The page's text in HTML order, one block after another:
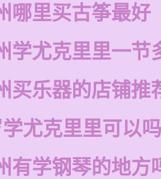
哪里买古筝最好
学尤克里里一节
买乐器的店铺推
尤克里里可以吗
有学钢琴的地方